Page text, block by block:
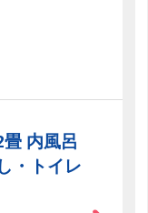
畳 内風呂
・トイレ